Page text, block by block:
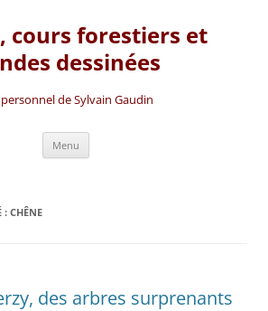
cours forestiers et
dessinées
de Sylvain Gaudin
Menu
: CHÊNE
des arbres surprenants